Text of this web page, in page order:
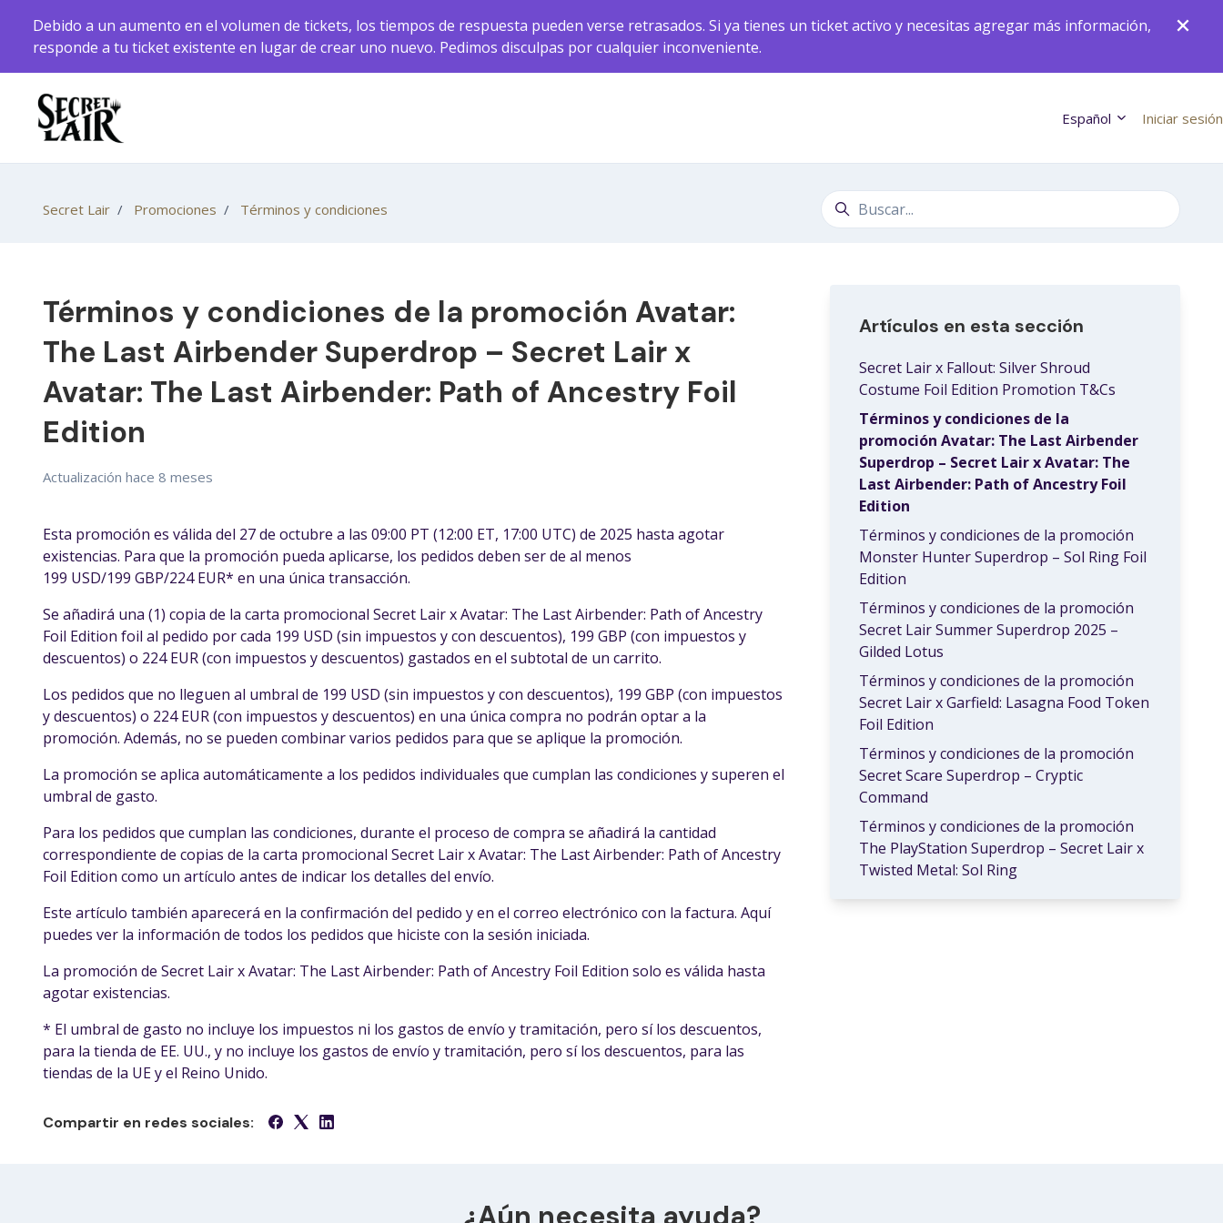
Debido a un aumento en el volumen de tickets, los tiempos de respuesta pueden verse retrasados. Si ya tienes un ticket activo y necesitas agregar más información,
responde a tu ticket existente en lugar de crear uno nuevo. Pedimos disculpas por cualquier inconveniente.
Español Iniciar sesión
Secret Lair Promociones Términos y condiciones Búsqueda
Términos y condiciones de la promoción Avatar:
The Last Airbender Superdrop – Secret Lair x
Avatar: The Last Airbender: Path of Ancestry Foil
Edition
Actualización hace 8 meses
Esta promoción es válida del 27 de octubre a las 09:00 PT (12:00 ET, 17:00 UTC) de 2025 hasta agotar
existencias. Para que la promoción pueda aplicarse, los pedidos deben ser de al menos
199 USD/199 GBP/224 EUR* en una única transacción.
Se añadirá una (1) copia de la carta promocional Secret Lair x Avatar: The Last Airbender: Path of Ancestry
Foil Edition foil al pedido por cada 199 USD (sin impuestos y con descuentos), 199 GBP (con impuestos y
descuentos) o 224 EUR (con impuestos y descuentos) gastados en el subtotal de un carrito.
Los pedidos que no lleguen al umbral de 199 USD (sin impuestos y con descuentos), 199 GBP (con impuestos
y descuentos) o 224 EUR (con impuestos y descuentos) en una única compra no podrán optar a la
promoción. Además, no se pueden combinar varios pedidos para que se aplique la promoción.
La promoción se aplica automáticamente a los pedidos individuales que cumplan las condiciones y superen el
umbral de gasto.
Para los pedidos que cumplan las condiciones, durante el proceso de compra se añadirá la cantidad
correspondiente de copias de la carta promocional Secret Lair x Avatar: The Last Airbender: Path of Ancestry
Foil Edition como un artículo antes de indicar los detalles del envío.
Este artículo también aparecerá en la confirmación del pedido y en el correo electrónico con la factura. Aquí
puedes ver la información de todos los pedidos que hiciste con la sesión iniciada.
La promoción de Secret Lair x Avatar: The Last Airbender: Path of Ancestry Foil Edition solo es válida hasta
agotar existencias.
* El umbral de gasto no incluye los impuestos ni los gastos de envío y tramitación, pero sí los descuentos,
para la tienda de EE. UU., y no incluye los gastos de envío y tramitación, pero sí los descuentos, para las
tiendas de la UE y el Reino Unido.
Compartir en redes sociales:
Artículos en esta sección
Secret Lair x Fallout: Silver Shroud
Costume Foil Edition Promotion T&Cs
Términos y condiciones de la
promoción Avatar: The Last Airbender
Superdrop – Secret Lair x Avatar: The
Last Airbender: Path of Ancestry Foil
Edition
Términos y condiciones de la promoción
Monster Hunter Superdrop – Sol Ring Foil
Edition
Términos y condiciones de la promoción
Secret Lair Summer Superdrop 2025 –
Gilded Lotus
Términos y condiciones de la promoción
Secret Lair x Garfield: Lasagna Food Token
Foil Edition
Términos y condiciones de la promoción
Secret Scare Superdrop – Cryptic
Command
Términos y condiciones de la promoción
The PlayStation Superdrop – Secret Lair x
Twisted Metal: Sol Ring